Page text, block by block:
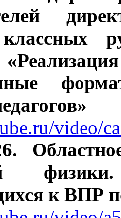
лассных
video/
к ВПР